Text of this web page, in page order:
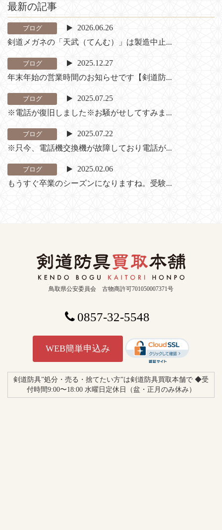
最新の記事
ブログ
2026.06.26
剣道メガネの「天武（てんむ）」は製造中止...
ブログ
2025.12.27
年末年始の営業時間のお知らせです【剣道防...
ブログ
2025.07.25
※電話が復旧しました※お騒がせしてすみま...
ブログ
2025.07.22
※只今、電話機交換機が故障しており電話が...
ブログ
2025.02.06
もうすぐ卒業のシーズンになりますね。受験...
鳥取県公安委員会 古物商許可701050007371号
0857-32-5548
WEB簡単申込み
剣道防具”処分・売る・捨てたい方”は剣道防具買取本舗で ◆受
付時間9:00〜18:00 水曜日定休日（盆・正月のみ休み）